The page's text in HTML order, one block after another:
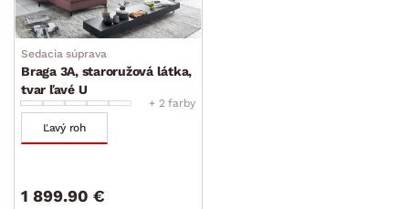
Sedacia súprava
Braga 3A, staroružová látka,
tvar ľavé U
+ 2 farby
Ľavý roh
1 899.90 €